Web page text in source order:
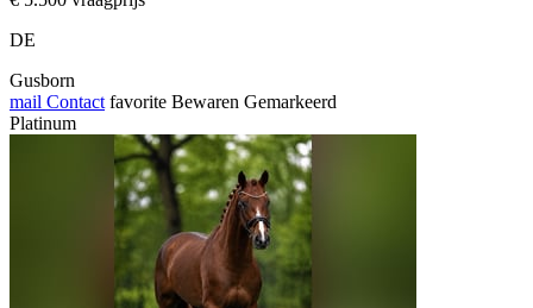
DE
Gusborn
mail Contact favorite Bewaren Gemarkeerd
Platinum